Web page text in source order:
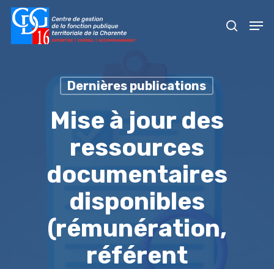
Skip
Dernières publications
Mise à jour des
ressources
documentaires
disponibles
(rémunération,
référent